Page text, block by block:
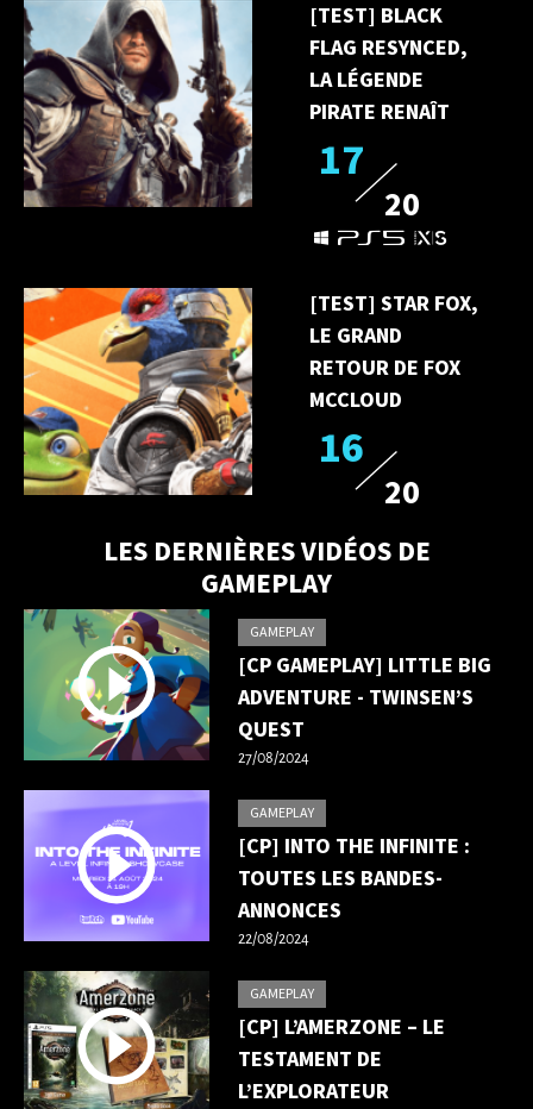
[TEST] BLACK
FLAG RESYNCED,
LA LÉGENDE
PIRATE RENAÎT
17
20
[TEST] STAR FOX,
LE GRAND
RETOUR DE FOX
MCCLOUD
16
20
LES DERNIÈRES VIDÉOS DE
GAMEPLAY
GAMEPLAY
[CP GAMEPLAY] LITTLE BIG
ADVENTURE - TWINSEN’S
QUEST
27/08/2024
GAMEPLAY
[CP] INTO THE INFINITE :
TOUTES LES BANDES-
ANNONCES
22/08/2024
GAMEPLAY
[CP] L’AMERZONE – LE
TESTAMENT DE
L’EXPLORATEUR